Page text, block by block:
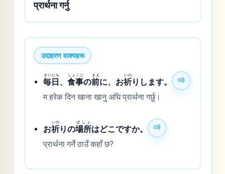
प्रार्थना गर्नु
उदाहरण वाक्यहरू
毎日
まいにち
、食事
しょくじ
の前
まえ
に、お祈
いの
りします。
म हरेक दिन खाना खानु अघि प्रार्थना गर्छु।
お祈
いの
りの場所
ばしょ
はどこですか。
प्रार्थना गर्ने ठाउँ कहाँ छ?